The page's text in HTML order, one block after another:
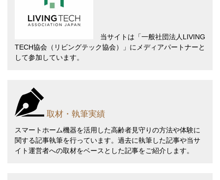
当サイトは 「一般社団法人LIVING
TECH協会（リビングテック協会）」 にメディアパートナーと
して参加しています。
取材・執筆実績
スマートホーム機器を活用した高齢者見守りの方法や体験に
関する記事執筆を行っています。過去に執筆した記事や当サ
イト運営者への取材をベースとした記事をご紹介します。